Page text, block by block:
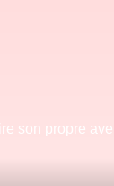
son propre